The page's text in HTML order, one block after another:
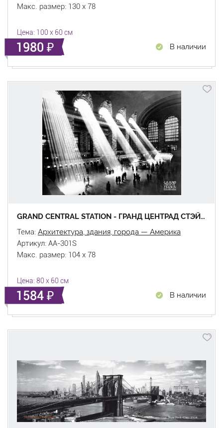
Макс. размер: 130 x 78
Цена: 100 x 60 см
В наличии
1980
GRAND CENTRAL STATION - ГРАНД ЦЕНТРАД СТЭЙШН
Тема: Архитектура, здания, города — Америка
Артикул: AA-301S
Макс. размер: 104 x 78
Цена: 80 x 60 см
В наличии
1584